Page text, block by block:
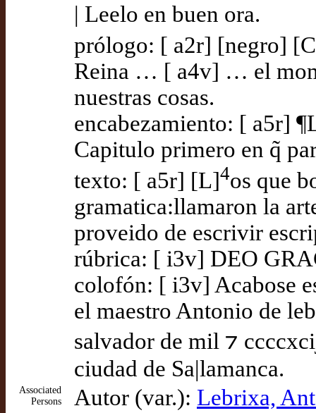
| Leelo en buen ora.
prólogo: [ a2r] [negro]
Reina … [ a4v] … el
nuestras cosas.
encabezamiento: [ a5r]
Capitulo primero en q̃
texto: [ a5r] [L]4os que
gramatica:llamaron la
proveido de escrivir
rúbrica: [ i3v] DEO
colofón: [ i3v] Acabose
el maestro Antonio de
salvador de mil ⁊
ciudad de Sa|lamanca.
Associated
Persons
Autor (var.): Lebrixa,